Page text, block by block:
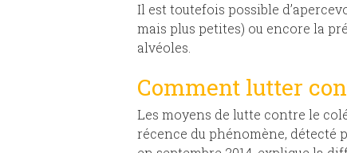
Il est toutefois possible
mais plus petites) ou encore la
alvéoles.
Comment lutter
Les moyens de lutte contre le
récence du phénomène, détecté